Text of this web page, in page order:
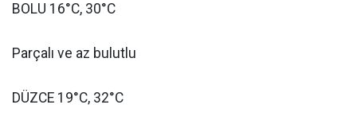
BOLU 16°C, 30°C
Parçalı ve az bulutlu
DÜZCE 19°C, 32°C